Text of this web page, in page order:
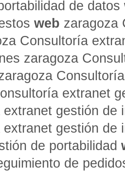
de datos
web zaragoza
Consultoría
zaragoza
extranet
extranet gestión de
extranet gestión de
de portabilidad
de